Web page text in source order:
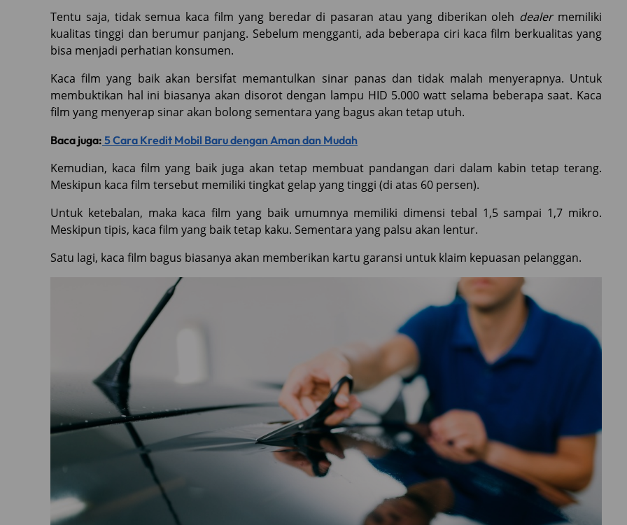
Tentu saja, tidak semua kaca film yang beredar di pasaran atau yang diberikan oleh dealermemiliki
kualitas tinggi dan berumur panjang. Sebelum mengganti, ada beberapa ciri kaca film berkualitas yang
bisa menjadi perhatian konsumen.
Kaca film yang baik akan bersifat memantulkan sinar panas dan tidak malah menyerapnya. Untuk
membuktikan hal ini biasanya akan disorot dengan lampu HID 5.000 watt selama beberapa saat. Kaca
film yang menyerap sinar akan bolong sementara yang bagus akan tetap utuh.
Baca juga: 5 Cara Kredit Mobil Baru dengan Aman dan Mudah
Kemudian, kaca film yang baik juga akan tetap membuat pandangan dari dalam kabin tetap terang.
Meskipun kaca film tersebut memiliki tingkat gelap yang tinggi (di atas 60 persen).
Untuk ketebalan, maka kaca film yang baik umumnya memiliki dimensi tebal 1,5 sampai 1,7 mikro.
Meskipun tipis, kaca film yang baik tetap kaku. Sementara yang palsu akan lentur.
Satu lagi, kaca film bagus biasanya akan memberikan kartu garansi untuk klaim kepuasan pelanggan.